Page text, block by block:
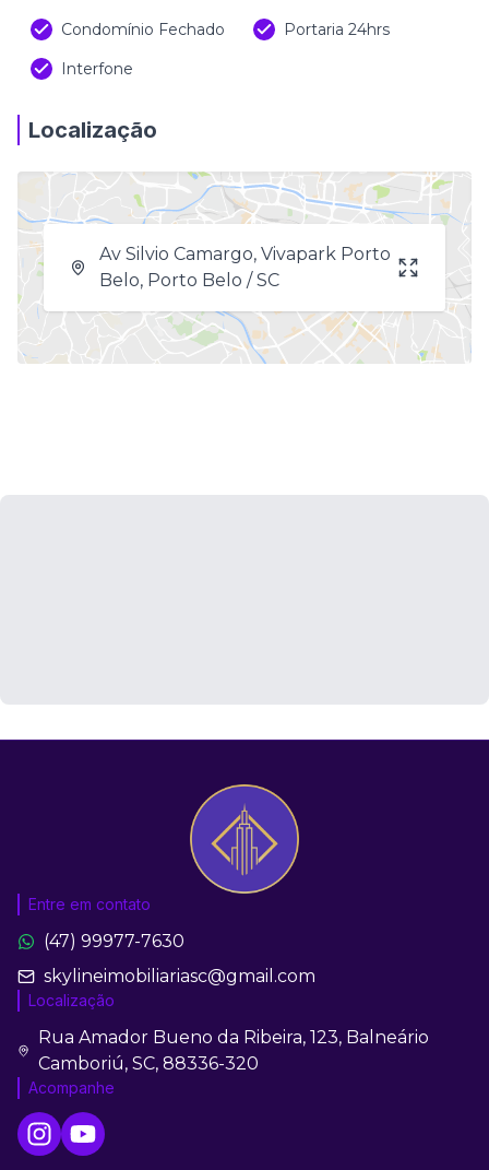
Condomínio Fechado
Portaria 24hrs
Interfone
Localização
Av Silvio Camargo, Vivapark Porto
Belo, Porto Belo / SC
Entre em contato
(47) 99977-7630
skylineimobiliariasc@gmail.com
Localização
Rua Amador Bueno da Ribeira, 123, Balneário
Camboriú, SC, 88336-320
Acompanhe